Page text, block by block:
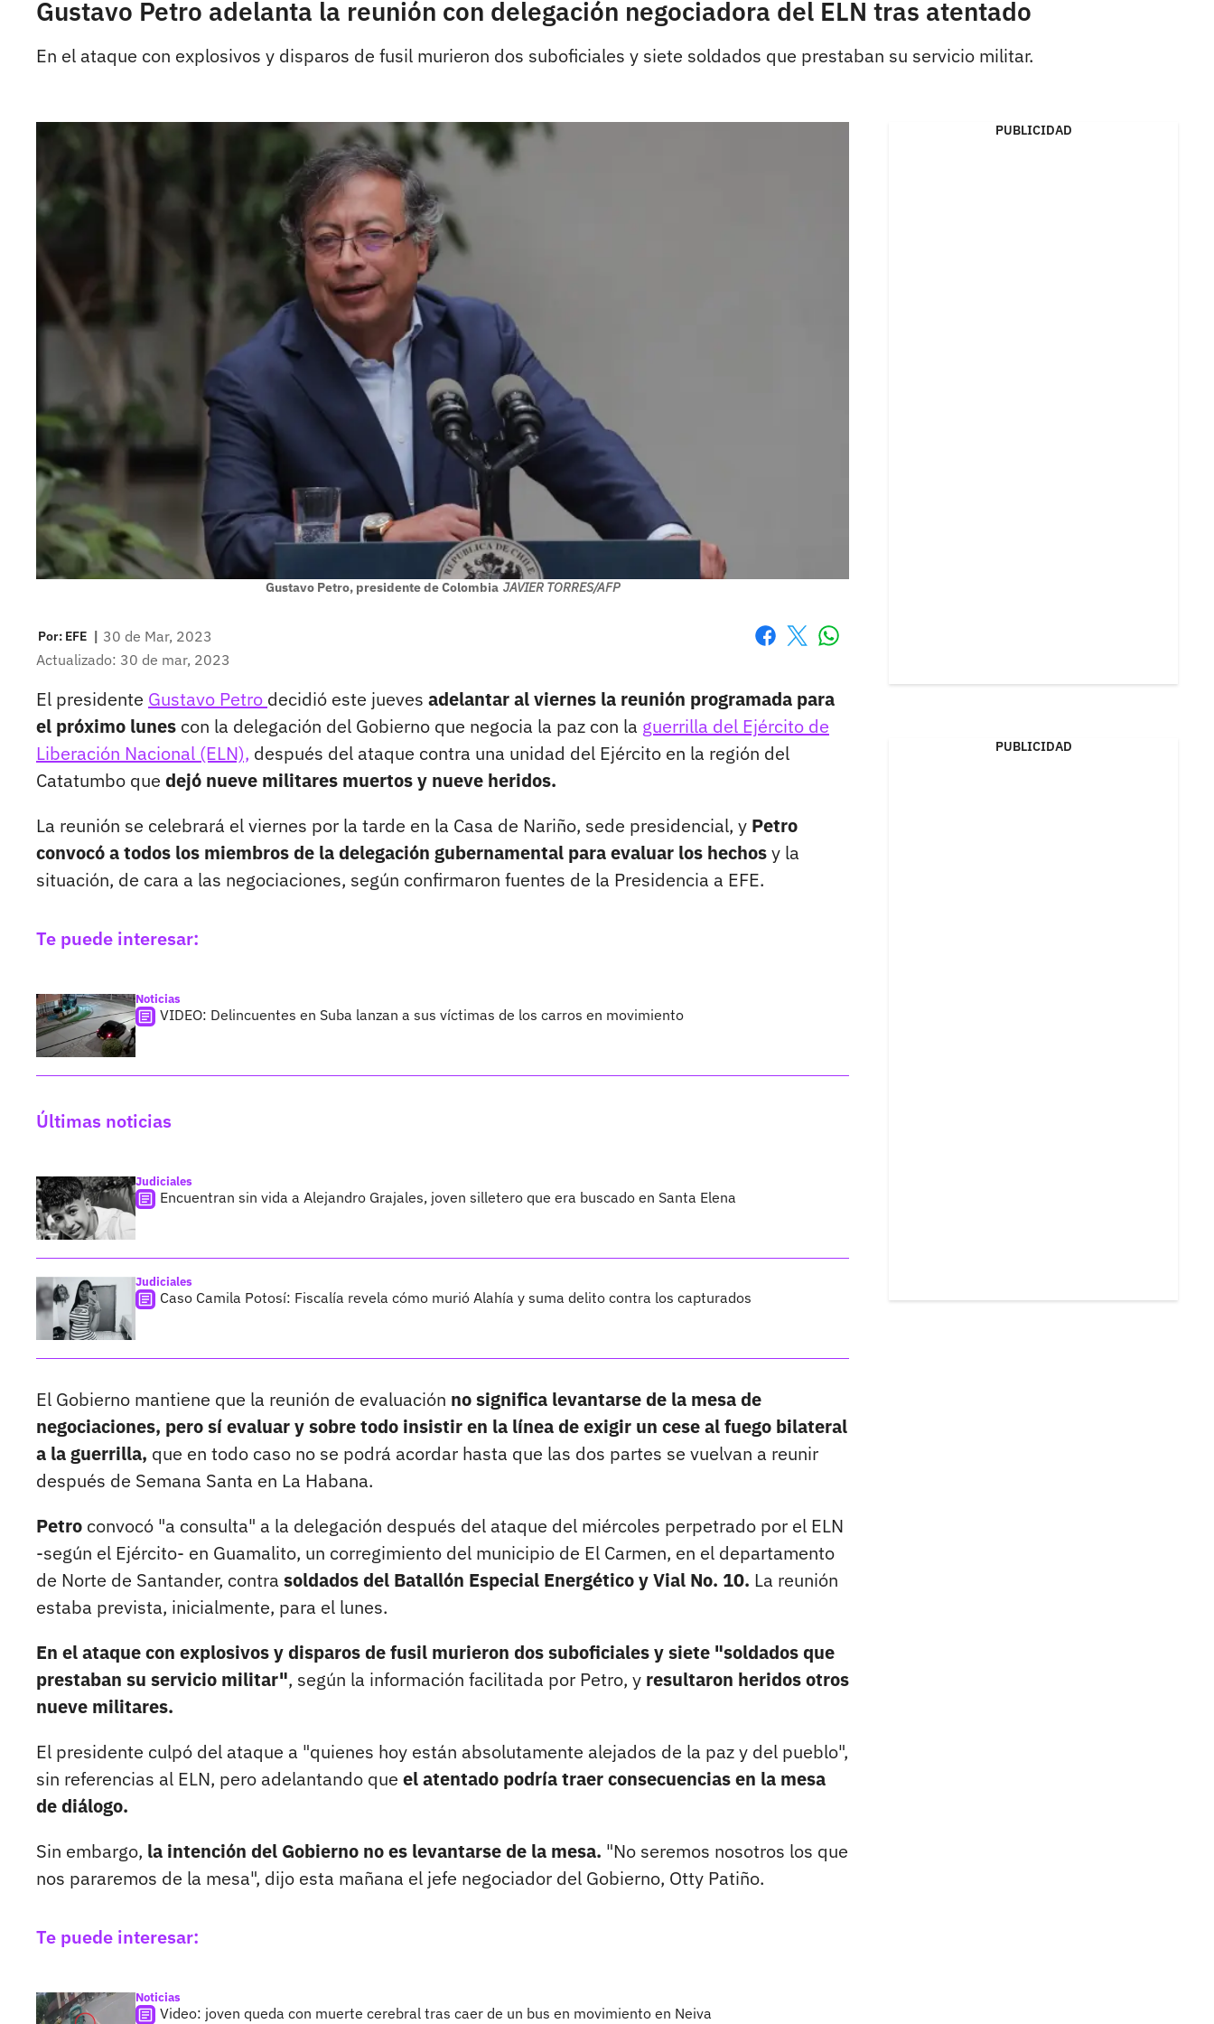
Gustavo Petro adelanta la reunión con delegación negociadora del ELN tras atentado
En el ataque con explosivos y disparos de fusil murieron dos suboficiales y siete soldados que prestaban su servicio militar.
Gustavo Petro, presidente de Colombia JAVIER TORRES/AFP
Por: EFE | 30 de Mar, 2023
Actualizado: 30 de mar, 2023
El presidente Gustavo Petro decidió este jueves adelantar al viernes la reunión programada para
el próximo lunes con la delegación del Gobierno que negocia la paz con la guerrilla del Ejército de
Liberación Nacional (ELN), después del ataque contra una unidad del Ejército en la región del
Catatumbo que dejó nueve militares muertos y nueve heridos.
La reunión se celebrará el viernes por la tarde en la Casa de Nariño, sede presidencial, y Petro
convocó a todos los miembros de la delegación gubernamental para evaluar los hechosy la
situación, de cara a las negociaciones, según confirmaron fuentes de la Presidencia a EFE.
Te puede interesar:
Noticias
VIDEO: Delincuentes en Suba lanzan a sus víctimas de los carros en movimiento
Últimas noticias
Judiciales
Encuentran sin vida a Alejandro Grajales, joven silletero que era buscado en Santa Elena
Judiciales
Caso Camila Potosí: Fiscalía revela cómo murió Alahía y suma delito contra los capturados
El Gobierno mantiene que la reunión de evaluación no significa levantarse de la mesa de
negociaciones, pero sí evaluar y sobre todo insistir en la línea de exigir un cese al fuego bilateral
a la guerrilla, que en todo caso no se podrá acordar hasta que las dos partes se vuelvan a reunir
después de Semana Santa en La Habana.
Petro convocó "a consulta" a la delegación después del ataque del miércoles perpetrado por el ELN
-según el Ejército- en Guamalito, un corregimiento del municipio de El Carmen, en el departamento
de Norte de Santander, contra soldados del Batallón Especial Energético y Vial No. 10. La reunión
estaba prevista, inicialmente, para el lunes.
En el ataque con explosivos y disparos de fusil murieron dos suboficiales y siete "soldados que
prestaban su servicio militar", según la información facilitada por Petro, y resultaron heridos otros
nueve militares.
El presidente culpó del ataque a "quienes hoy están absolutamente alejados de la paz y del pueblo",
sin referencias al ELN, pero adelantando que el atentado podría traer consecuencias en la mesa
de diálogo.
Sin embargo, la intención del Gobierno no es levantarse de la mesa. "No seremos nosotros los que
nos pararemos de la mesa", dijo esta mañana el jefe negociador del Gobierno, Otty Patiño.
Te puede interesar:
Noticias
Video: joven queda con muerte cerebral tras caer de un bus en movimiento en Neiva
PUBLICIDAD
PUBLICIDAD